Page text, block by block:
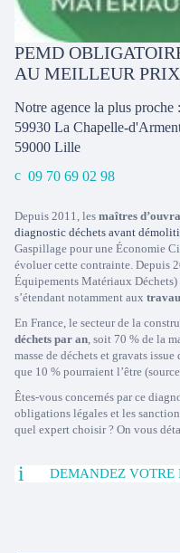
PEMD
AU MEILLEUR
Notre agence la plus proche
59930 La Chapelle-
59000 Lille
09 70 69 02 98
Depuis 2011, les maîtres
diagnostic déchets avant
Gaspillage pour une Économie
évoluer cette contrainte. Depuis
Équipements Matériaux
s’étendant notamment aux
En France, le secteur de la
déchets par an, soit 70 % de la
masse de déchets et gravats
que 10 % pourraient l’être
Êtes-vous concernés par ce
obligations légales et les
quel expert choisir ? On vous
DEMANDEZ VOTRE